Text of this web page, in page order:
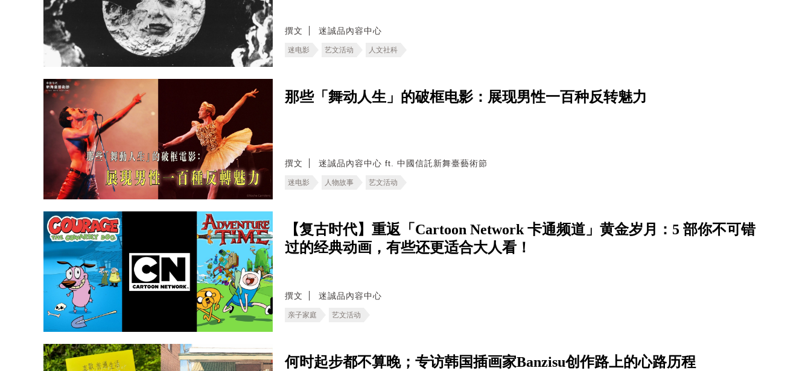
撰文 迷誠品內容中心
迷电影 艺文活动 人文社科
那些「舞动人生」的破框电影：展现男性一百种反转魅力
撰文 迷誠品內容中心 ft. 中國信託新舞臺藝術節
迷电影 人物故事 艺文活动
【复古时代】重返「Cartoon Network 卡通频道」黄金岁月：5 部你不可错
过的经典动画，有些还更适合大人看！
撰文 迷誠品內容中心
亲子家庭 艺文活动
何时起步都不算晚；专访韩国插画家Banzisu创作路上的心路历程